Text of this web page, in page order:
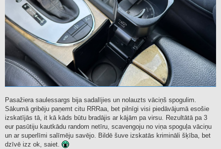
Pasažiera saulessargs bija sadalījies un nolauzts vāciņš spogulim.
Sākumā gribēju paņemt citu RRRaa, bet pilnīgi visi piedāvājumā esošie
izskatījās tā, it kā kāds būtu bradājis ar kājām pa virsu. Rezultātā pa 3
eur pasūtiju kautkādu random netīru, scavengoju no viņa spoguļa vāciņu
un ar superlīmi salīmēju savējo. Bildē šuve izskatās krimināli šķība, bet
dzīvē izz ok, saiet.